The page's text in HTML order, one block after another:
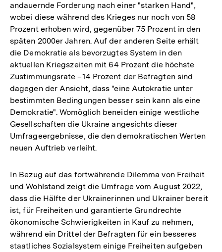
andauernde Forderung nach einer "starken Hand",
wobei diese während des Krieges nur noch von 58
Prozent erhoben wird, gegenüber 75 Prozent in den
späten 2000er Jahren. Auf der anderen Seite erhält
die Demokratie als bevorzugtes System in den
aktuellen Kriegszeiten mit 64 Prozent die höchste
Zustimmungsrate –14 Prozent der Befragten sind
dagegen der Ansicht, dass "eine Autokratie unter
bestimmten Bedingungen besser sein kann als eine
Demokratie". Womöglich beneiden einige westliche
Gesellschaften die Ukraine angesichts dieser
Umfrageergebnisse, die den demokratischen Werten
neuen Auftrieb verleiht.
In Bezug auf das fortwährende Dilemma von Freiheit
und Wohlstand zeigt die Umfrage vom August 2022,
dass die Hälfte der Ukrainerinnen und Ukrainer bereit
ist, für Freiheiten und garantierte Grundrechte
ökonomische Schwierigkeiten in Kauf zu nehmen,
während ein Drittel der Befragten für ein besseres
staatliches Sozialsystem einige Freiheiten aufgeben